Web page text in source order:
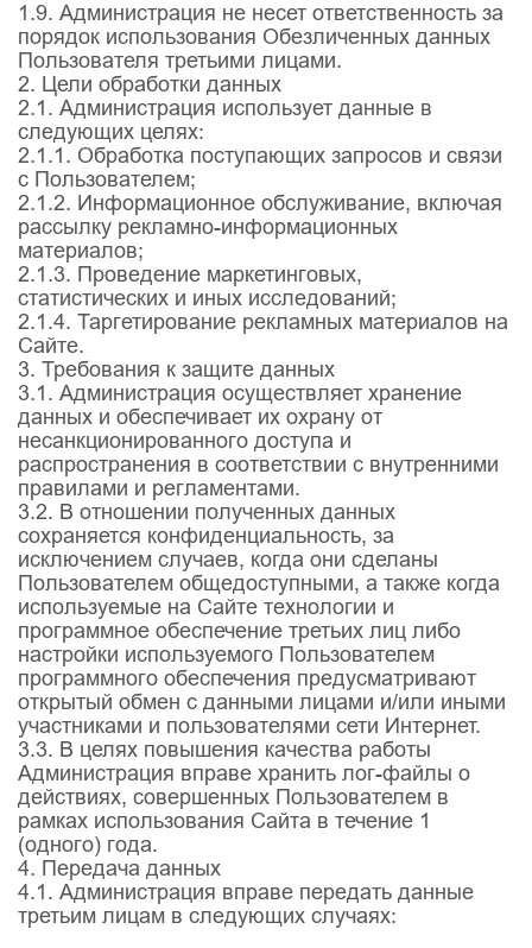
1.9. Администрация не несет ответственность за
порядок использования Обезличенных данных
Пользователя третьими лицами.
2. Цели обработки данных
2.1. Администрация использует данные в
следующих целях:
2.1.1. Обработка поступающих запросов и связи
с Пользователем;
2.1.2. Информационное обслуживание, включая
рассылку рекламно-информационных
материалов;
2.1.3. Проведение маркетинговых,
статистических и иных исследований;
2.1.4. Таргетирование рекламных материалов на
Сайте.
3. Требования к защите данных
3.1. Администрация осуществляет хранение
данных и обеспечивает их охрану от
несанкционированного доступа и
распространения в соответствии с внутренними
правилами и регламентами.
3.2. В отношении полученных данных
сохраняется конфиденциальность, за
исключением случаев, когда они сделаны
Пользователем общедоступными, а также когда
используемые на Сайте технологии и
программное обеспечение третьих лиц либо
настройки используемого Пользователем
программного обеспечения предусматривают
открытый обмен с данными лицами и/или иными
участниками и пользователями сети Интернет.
3.3. В целях повышения качества работы
Администрация вправе хранить лог-файлы о
действиях, совершенных Пользователем в
рамках использования Сайта в течение 1
(одного) года.
4. Передача данных
4.1. Администрация вправе передать данные
третьим лицам в следующих случаях: